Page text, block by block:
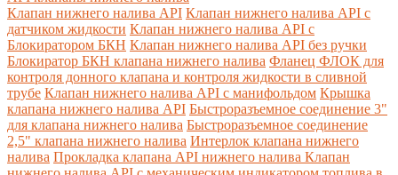
Клапан нижнего налива API Клапан нижнего налива API с
датчиком жидкости Клапан нижнего налива API с
Блокиратором БКН Клапан нижнего налива API без ручки
Блокиратор БКН клапана нижнего налива Фланец ФЛОК для
контроля донного клапана и контроля жидкости в сливной
трубе Клапан нижнего налива API с манифольдом Крышка
клапана нижнего налива API Быстроразъемное соединение 3"
для клапана нижнего налива Быстроразъемное соединение
2,5" клапана нижнего налива Интерлок клапана нижнего
налива Прокладка клапана API нижнего налива Клапан